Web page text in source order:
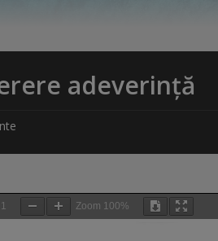
adeverință
1 Zoom 100%